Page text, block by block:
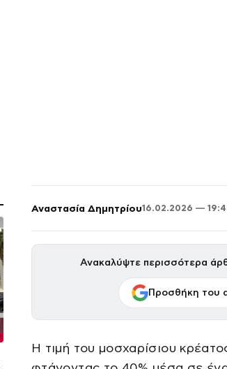
Αναστασία Δημητρίου16.02.2026 —
Ανακαλύψτε περισσότερα
Προσθήκη του
Η τιμή του μοσχαρίσιου